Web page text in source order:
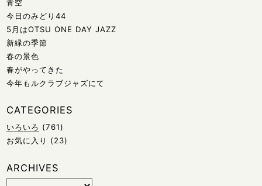
青空
今日のみどり44
5月はOTSU ONE DAY JAZZ
新緑の季節
春の景色
春がやってきた
今年もルクラブジャズにて
CATEGORIES
いろいろ (761)
お気に入り
(23)
ARCHIVES